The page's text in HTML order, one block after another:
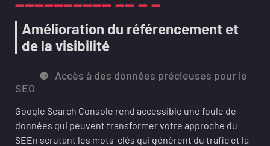
Amélioration du référencement et
de la visibilité
Accès à des données précieuses pour le
SEO
Google Search Console rend accessible une foule de
données qui peuvent transformer votre approche du
SEEn scrutant les mots-clés qui génèrent du trafic et la